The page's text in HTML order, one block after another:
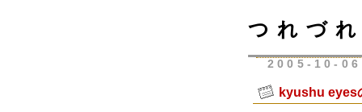
つれづ
2005-10-06
kyushu eyes